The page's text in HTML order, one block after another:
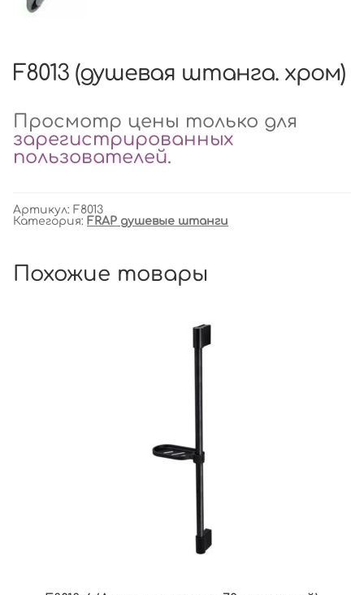
F8013 (душевая штанга. хром)
Просмотр цены только для
зарегистрированных
пользователей.
Артикул: F8013
Категория: FRAP душевые штанги
Похожие товары